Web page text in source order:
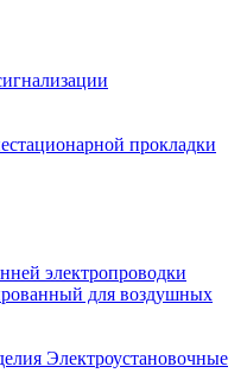
прокладки
электропроводки
для воздушных
Электроустановочные